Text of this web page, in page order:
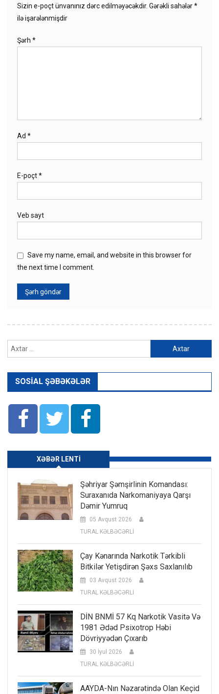
Sizin e-poçt ünvanınız dərc edilməyəcəkdir. Gərəkli sahələr*
ilə işarələnmişdir
Şərh *
Ad *
E-poçt*
Veb sayt
Save my name, email, and website in this browser for
the next time I comment.
SOSIAL ŞƏBƏKƏLƏR
XƏBƏR LENTI
Şəhriyar Şəmşirlinin Komandası:
Suraxanıda Narkomaniyaya Qarşı
Dəmir Yumruq
05 Avqust 2026
TURAL KƏLBƏCƏRLİ
Çay Kənarında Narkotik Tərkibli
Bitkilər Yetişdirən Şəxs Saxlanılıb
03 Avqust 2026
TURAL KƏLBƏCƏRLİ
DİN BNMİ 57 Kq Narkotik Vasitə Və
1981 Ədəd Psixotrop Həbi
Dövriyyədən Çıxarıb
30 İyul 2026
TURAL KƏLBƏCƏRLİ
AAYDA-Nın Nəzarətində Olan Keçid